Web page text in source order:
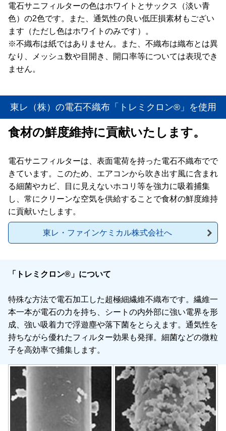
電石サニフィルターの色はホワイトとサックス（淡い青
色）の2色です。また、通気性の良い低圧損素材もござい
ます（ただし色はホワイトのみです）。
※不織布は紙ではありません。また、不織布は織布とは異
なり、メッシュ数や目開き、開口率等については表現でき
ません。
東レ（株）の電石不織布「トレミクロン®」を使用
食材の鮮度維持に貢献いたします。
電石サニフィルターは、表面電荷を持った電石不織布でで
きています。このため、エアコンから吹き出す風に含まれ
る細菌やカビ、目に見えないホコリ等を強力に吸着捕集
し、常にクリーンな空気を供給することで食材の鮮度維持
に貢献いたします。
東レ・ファインケミカル株式会社へ
「トレミクロン®」について
特殊な方法で電石加工した超極細繊維不織布です。繊維一
本一本が電石の力を持ち、シートの内外部に強い電界を形
成、強い吸着力で浮遊塵や落下菌をとらえます。通気性を
持ちながら優れたフィルター効果も発揮。細菌などの微粒
子を高効率で捕集します。